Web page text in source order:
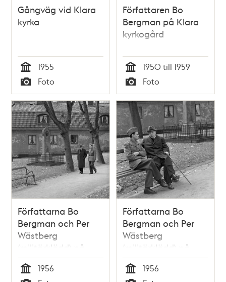
Gångväg vid Klara
kyrka
Tid
1955
Typ
Foto
Författaren Bo
Bergman på Klara
kyrkogård
Tid
1950 till 1959
Typ
Foto
Författarna Bo
Bergman och Per
Wästberg
(militärklädd) på
Klara kyrkogård vid
gravstenen över
Tid
1956
Författarna Bo
Bergman och Per
Wästberg
(militärklädd) på
Klara kyrkogård
Tid
1956